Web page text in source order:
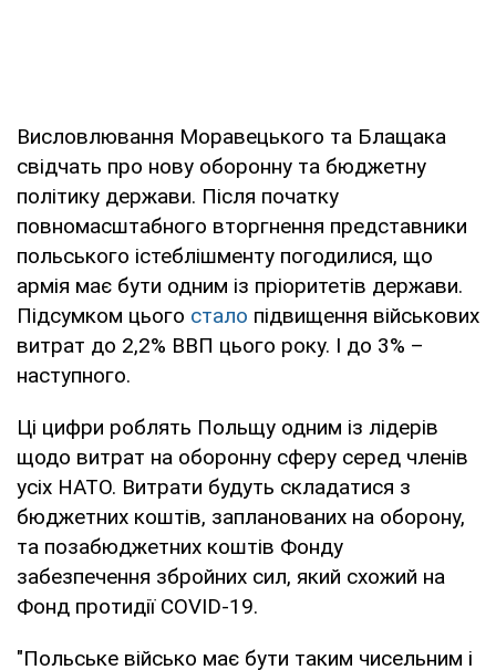
Висловлювання Моравецького та Блащака
свідчать про нову оборонну та бюджетну
політику держави. Після початку
повномасштабного вторгнення представники
польського істеблішменту погодилися, що
армія має бути одним із пріоритетів держави.
Підсумком цього стало підвищення військових
витрат до 2,2% ВВП цього року. І до 3% –
наступного.
Ці цифри роблять Польщу одним із лідерів
щодо витрат на оборонну сферу серед членів
усіх НАТО. Витрати будуть складатися з
бюджетних коштів, запланованих на оборону,
та позабюджетних коштів Фонду
забезпечення збройних сил, який схожий на
Фонд протидії COVID-19.
"Польське військо має бути таким чисельним і